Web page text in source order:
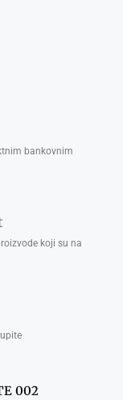
bankovnim
koji su na
002